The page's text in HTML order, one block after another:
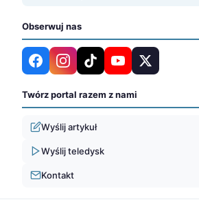
Obserwuj nas
Twórz portal razem z nami
Wyślij artykuł
Wyślij teledysk
Kontakt